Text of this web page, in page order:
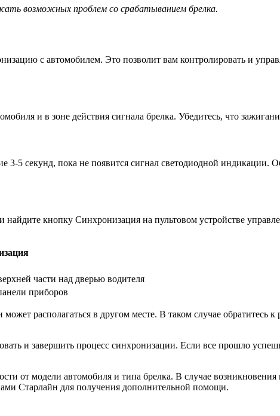
возможных проблем со срабатыванием брелка.
с автомобилем. Это позволит вам контролировать и
и в зоне действия сигнала брелка. Убедитесь, что
3-5 секунд, пока не появится сигнал светодиодной индикации.
кнопку Синхронизация на пультовом устройстве
части над дверью водителя
приборов
располагаться в другом месте. В таком случае обратитесь к
и завершить процесс синхронизации. Если все прошло
от модели автомобиля и типа брелка. В случае
Старлайн для получения дополнительной помощи.